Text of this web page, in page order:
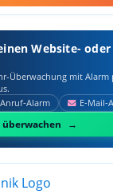
Website-
Überwachung mit Alarm
Anruf‑Alarm
überwachen